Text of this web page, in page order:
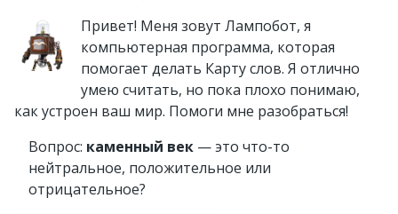
Привет! Меня зовут Лампобот, я
компьютерная программа, которая
помогает делать Карту слов. Я отлично
умею считать, но пока плохо понимаю,
как устроен ваш мир. Помоги мне разобраться!
Вопрос: каменный век — это что-то
нейтральное, положительное или
отрицательное?